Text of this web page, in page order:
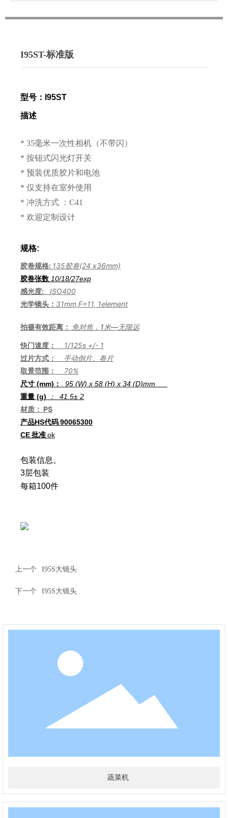
I95ST-标准版
型号 ： I95ST
描述
* 35毫米一次性相机（不带闪）
* 按钮式闪光灯开关
* 预装优质胶片和电池
* 仅支持在室外使用
* 冲洗方式 ： C41
* 欢迎定制设计
规格:
胶卷规格: 135胶卷(24 x36mm)
胶卷张数 10/18/27exp
感光度: ISO400
光学镜头： 31mm,F=11, 1element
拍摄有效距离： 免对焦，1米—无限远
快门速度：
1/125s +/- 1
过片方式： 手动倒片、卷片
取景范围：
70%
尺寸 (mm)： 95 (W) x 58 (H) x 34 (D)mm
重量 (g) ： 41.5± 2
材质： PS
产品HS代码90065300
CE批准ok
包装信息。
3层包装
每箱100件
上一个 I95S大镜头
下一个 I95S大镜头
蔬菜机